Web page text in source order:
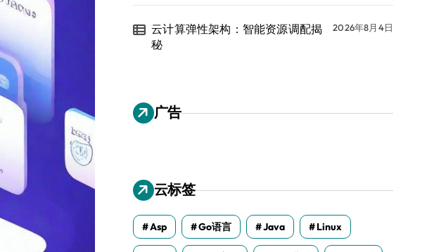
云计算弹性架构：智能资源调配揭
秘
2026年8月4日
广告
云标签
Asp Go语言 Java Linux